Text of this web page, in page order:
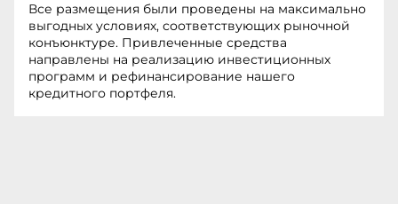
Все размещения были проведены на максимально
выгодных условиях, соответствующих рыночной
конъюнктуре. Привлеченные средства
направлены на реализацию инвестиционных
программ и рефинансирование нашего
кредитного портфеля.